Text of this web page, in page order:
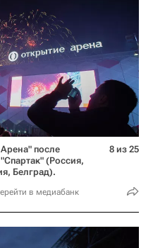
после
(Россия,
Белград).
в медиабанк
8 из 25